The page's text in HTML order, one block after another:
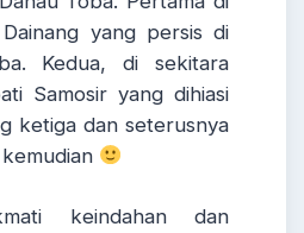
yang persis di
Kedua, di sekitara
Samosir yang dihiasi
ketiga dan seterusnya
keindahan dan